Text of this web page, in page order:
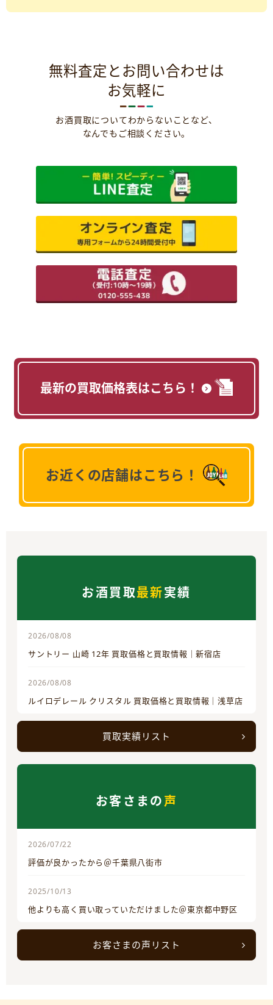
無料査定とお問い合わせは
お気軽に
お酒買取についてわからないことなど、
なんでもご相談ください。
最新の買取価格表はこちら！
お近くの店舗はこちら！
お酒買取最新実績
2026/08/08
サントリー 山崎 12年 買取価格と買取情報｜新宿店
2026/08/08
ルイロデレール クリスタル 買取価格と買取情報｜浅草店
買取実績リスト
お客さまの声
2026/07/22
評価が良かったから＠千葉県八街市
2025/10/13
他よりも高く買い取っていただけました＠東京都中野区
お客さまの声リスト